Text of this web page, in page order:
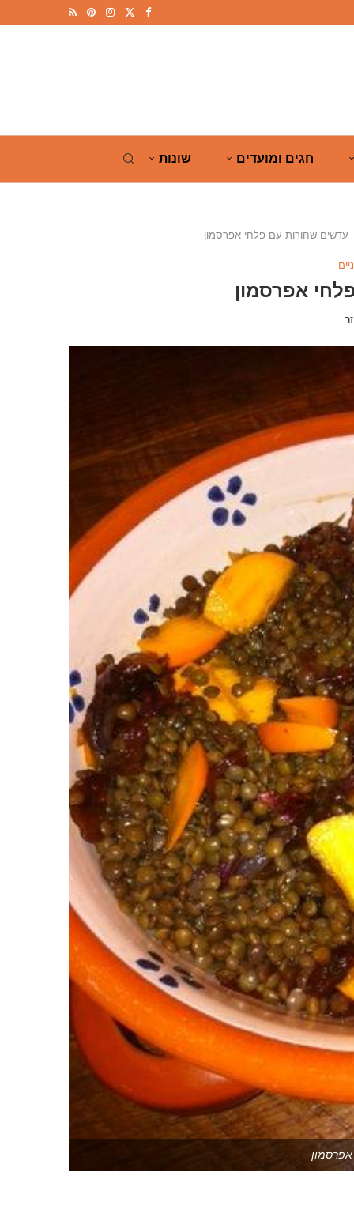
חגים ומועדים שונות
עדשים שחורות עם פלחי אפרסמון
אפרסמון